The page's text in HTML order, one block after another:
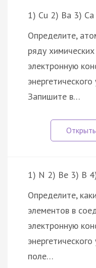
1) Cu 2) Ba 3)
Определите,
ряду
электронную
энергетического
Запишите в…
1) N 2) Be 3) B
Определите,
элементов в
электронную
энергетического
поле…